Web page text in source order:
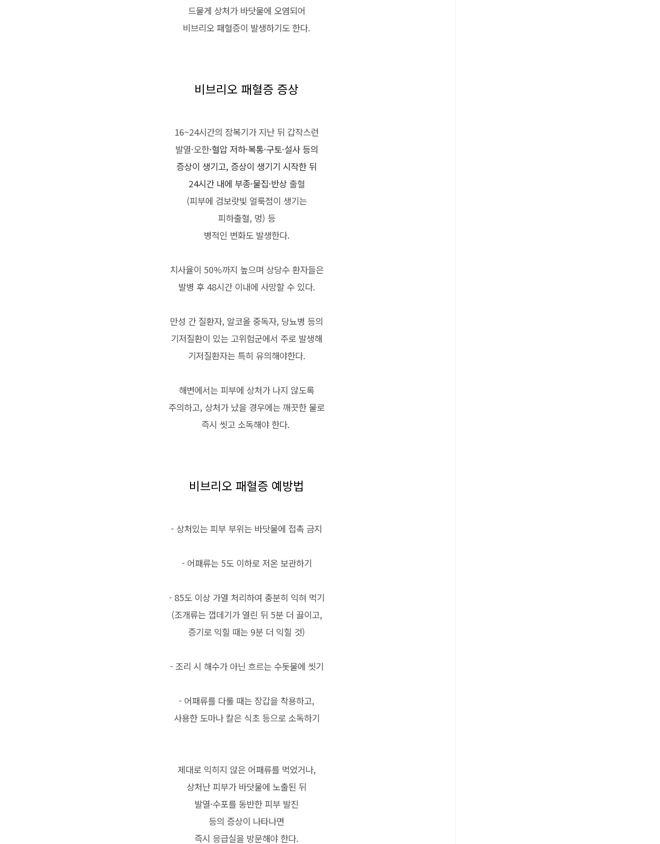
드물게 상처가 바닷물에 오염되어
비브리오 패혈증이 발생하기도 한다.
비브리오 패혈증 증상
16~24시간의 잠복기가 지난 뒤 갑작스런
발열·오한·혈압 저하·복통·구토·설사등의
증상이 생기고, 증상이 생기기 시작한 뒤
24시간 내에 부종·물집·반상출혈
(피부에 검보랏빛 얼룩점이 생기는
피하출혈, 멍) 등
병적인 변화도 발생한다.
치사율이 50%까지 높으며 상당수 환자들은
발병 후 48시간 이내에 사망할 수 있다.
만성 간 질환자, 알코올 중독자, 당뇨병 등의
기저질환이 있는 고위험군에서 주로 발생해
기저질환자는 특히 유의해야한다.
해변에서는 피부에 상처가 나지 않도록
주의하고, 상처가 났을 경우에는 깨끗한 물로
즉시 씻고 소독해야 한다.
비브리오 패혈증 예방법
- 상처있는 피부 부위는 바닷물에 접촉 금지
- 어패류는 5도 이하로 저온 보관하기
- 85도 이상 가열 처리하여 충분히 익혀 먹기
(조개류는 껍데기가 열린 뒤 5분 더 끓이고,
증기로 익힐 때는 9분 더 익힐 것)
- 조리 시 해수가 아닌 흐르는 수돗물에 씻기
- 어패류를 다룰 때는 장갑을 착용하고,
사용한 도마나 칼은 식초 등으로 소독하기
제대로 익히지 않은 어패류를 먹었거나,
상처난 피부가 바닷물에 노출된 뒤
발열·수포를 동반한 피부 발진
등의 증상이 나타나면
즉시 응급실을 방문해야 한다.